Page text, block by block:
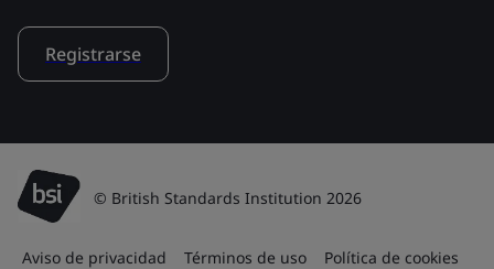
Registrarse
© British Standards Institution 2026
Aviso de privacidad Términos de uso Política de cookies